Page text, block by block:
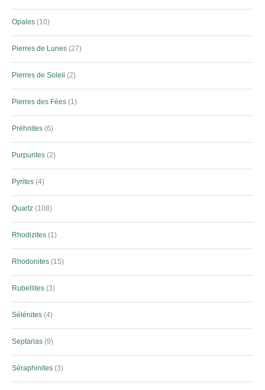
Opales 10
Pierres de Lunes 27
Pierres de Soleil 2
Pierres des Fées 1
Préhnites 6
Purpurites 2
Pyrites 4
Quartz 108
Rhodizites 1
Rhodonites 15
Rubellites 3
Sélénites 4
Septarias 9
Séraphinites 3